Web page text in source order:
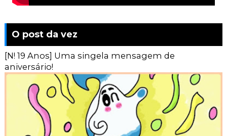
O post da vez
[N! 19 Anos] Uma singela mensagem de
aniversário!